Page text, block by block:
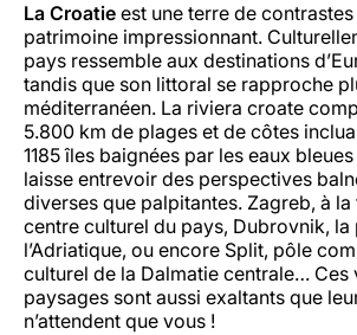
La Croatie est une terre de contrastes
patrimoine impressionnant.
pays ressemble aux destinations
tandis que son littoral se rapproche
méditerranéen. La riviera croate
5.800 km de plages et de côtes
1185 îles baignées par les eaux
laisse entrevoir des perspectives
diverses que palpitantes. Zagreb, à
centre culturel du pays, Dubrovnik, la
l’Adriatique, ou encore Split, pôle
culturel de la Dalmatie centrale… Ces
paysages sont aussi exaltants que
n’attendent que vous !